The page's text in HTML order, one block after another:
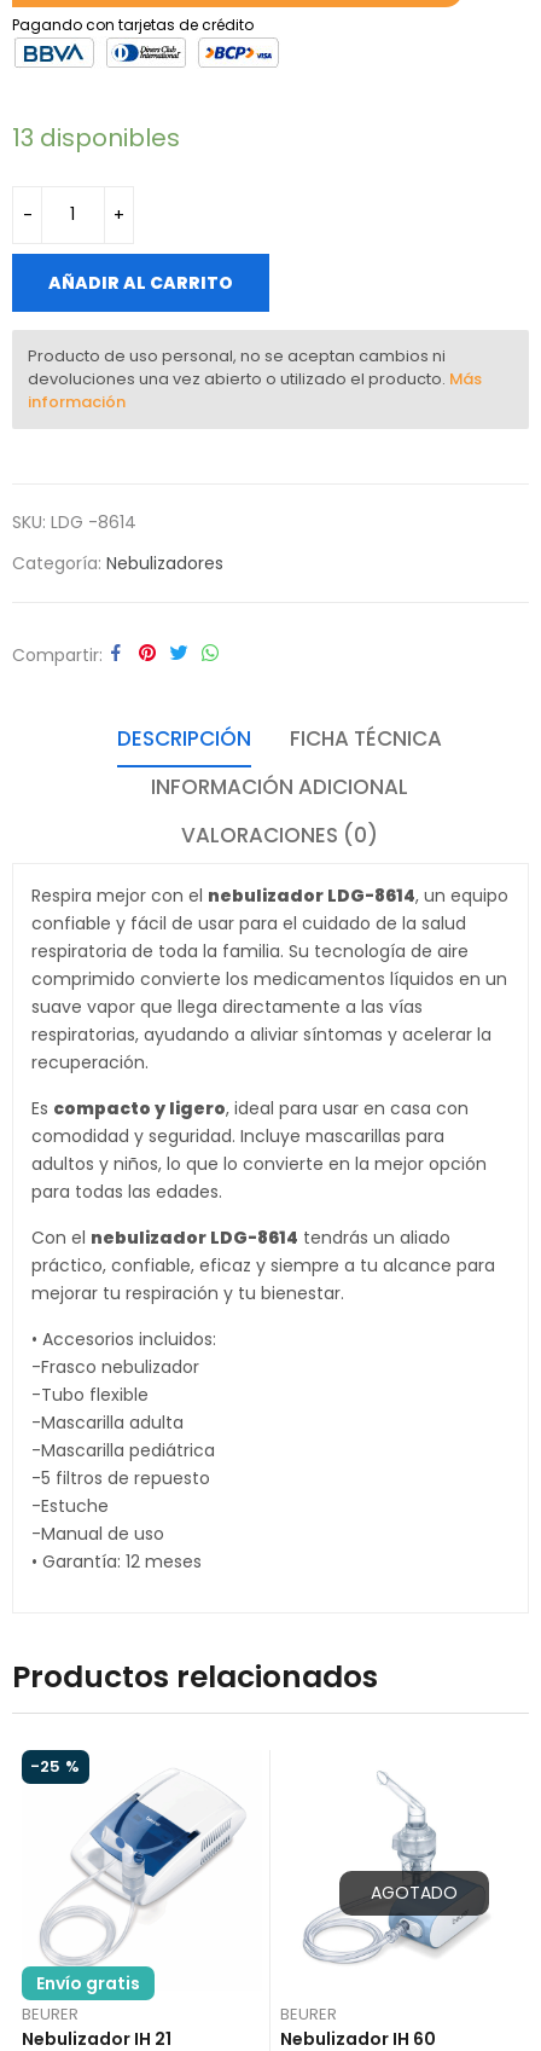
Pagando con tarjetas de crédito
13 disponibles
AÑADIR AL CARRITO
Producto de uso personal, no se aceptan cambios ni
devoluciones una vez abierto o utilizado el producto. Más
información
SKU: LDG -8614
Categoría: Nebulizadores
Compartir
DESCRIPCIÓN
FICHA TÉCNICA
INFORMACIÓN ADICIONAL
VALORACIONES (0)
Respira mejor con el nebulizador LDG-8614, un equipo
confiable y fácil de usar para el cuidado de la salud
respiratoria de toda la familia. Su tecnología de aire
comprimido convierte los medicamentos líquidos en un
suave vapor que llega directamente a las vías
respiratorias, ayudando a aliviar síntomas y acelerar la
recuperación.
Es compacto y ligero, ideal para usar en casa con
comodidad y seguridad. Incluye mascarillas para
adultos y niños, lo que lo convierte en la mejor opción
para todas las edades.
Con el nebulizador LDG-8614 tendrás un aliado
práctico, confiable, eficaz y siempre a tu alcance para
mejorar tu respiración y tu bienestar.
• Accesorios incluidos:
-Frasco nebulizador
-Tubo flexible
-Mascarilla adulta
-Mascarilla pediátrica
-5 filtros de repuesto
-Estuche
-Manual de uso
• Garantía: 12 meses
Productos relacionados
-25 %
Envío gratis
BEURER
Nebulizador IH 21
AGOTADO
BEURER
Nebulizador IH 60